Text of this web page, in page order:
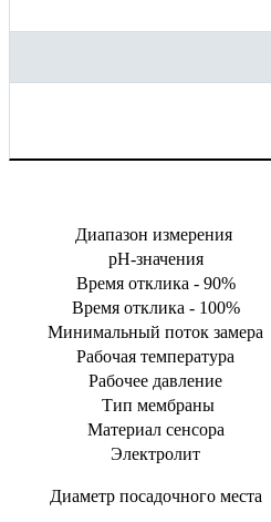
Диапазон измерения
pH-значения
Время отклика - 90%
Время отклика - 100%
Минимальный поток замера
Рабочая температура
Рабочее давление
Тип мембраны
Материал сенсора
Электролит
Диаметр посадочного места